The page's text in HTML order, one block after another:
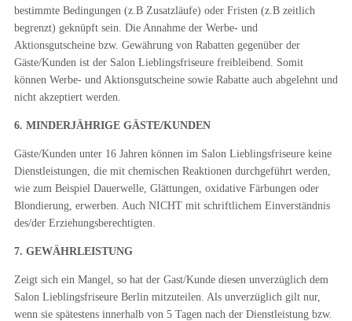
bestimmte Bedingungen (z.B Zusatzläufe) oder Fristen (z.B zeitlich
begrenzt) geknüpft sein. Die Annahme der Werbe- und
Aktionsgutscheine bzw. Gewährung von Rabatten gegenüber der
Gäste/Kunden ist der Salon Lieblingsfriseure freibleibend. Somit
können Werbe- und Aktionsgutscheine sowie Rabatte auch abgelehnt und
nicht akzeptiert werden.
6. MINDERJÄHRIGE GÄSTE/KUNDEN
Gäste/Kunden unter 16 Jahren können im Salon Lieblingsfriseure keine
Dienstleistungen, die mit chemischen Reaktionen durchgeführt werden,
wie zum Beispiel Dauerwelle, Glättungen, oxidative Färbungen oder
Blondierung, erwerben. Auch NICHT mit schriftlichem Einverständnis
des/der Erziehungsberechtigten.
7. GEWÄHRLEISTUNG
Zeigt sich ein Mangel, so hat der Gast/Kunde diesen unverzüglich dem
Salon Lieblingsfriseure Berlin mitzuteilen. Als unverzüglich gilt nur,
wenn sie spätestens innerhalb von 5 Tagen nach der Dienstleistung bzw.